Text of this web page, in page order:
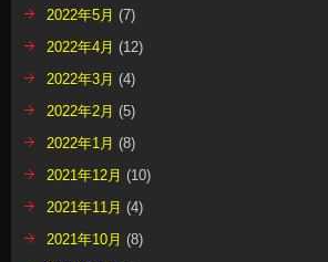
2022年5月 (7)
2022年4月 (12)
2022年3月 (4)
2022年2月 (5)
2022年1月 (8)
2021年12月 (10)
2021年11月 (4)
2021年10月 (8)